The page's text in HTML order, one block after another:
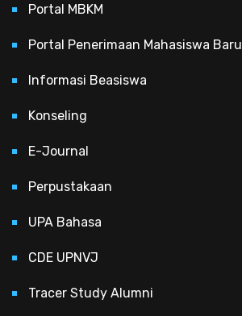
Portal MBKM
Portal Penerimaan Mahasiswa Baru
Informasi Beasiswa
Konseling
E-Journal
Perpustakaan
UPA Bahasa
CDE UPNVJ
Tracer Study Alumni